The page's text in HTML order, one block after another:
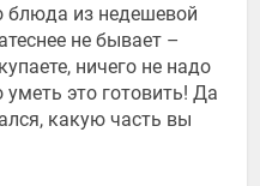
блюда из недешевой
не бывает –
ничего не надо
это готовить! Да
какую часть вы